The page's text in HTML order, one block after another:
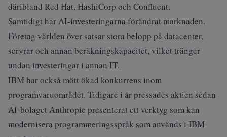
däribland Red Hat, HashiCorp och Confluent.
Samtidigt har AI-investeringarna förändrat marknaden.
Företag världen över satsar stora belopp på datacenter,
servrar och annan beräkningskapacitet, vilket tränger
undan investeringar i annan IT.
IBM har också mött ökad konkurrens inom
programvaruområdet. Tidigare i år pressades aktien sedan
AI-bolaget Anthropic presenterat ett verktyg som kan
modernisera programmeringsspråk som används i IBM